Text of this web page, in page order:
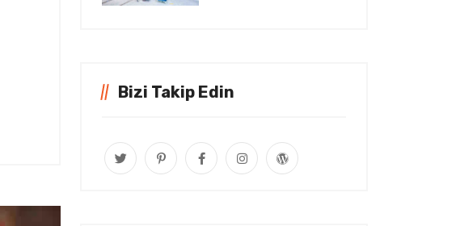
Bizi Takip Edin